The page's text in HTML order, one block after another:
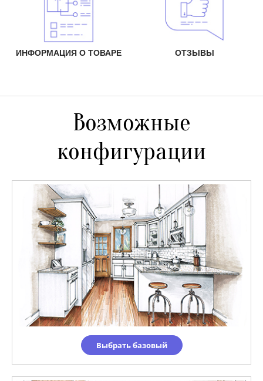
ИНФОРМАЦИЯ О ТОВАРЕ ОТЗЫВЫ
Возможные
конфигурации
Выбрать базовый